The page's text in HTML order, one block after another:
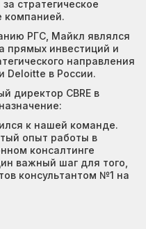
стратегическое
компанией.
РГС, Майкл являлся
прямых инвестиций и
направления
Deloitte в России.
директор CBRE в
к нашей команде.
опыт работы в
консалтинге
важный шаг для того,
консультантом №1 на